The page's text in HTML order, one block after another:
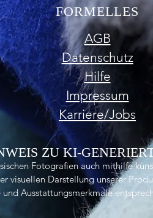
FORMELLES
AGB
Datenschutz
Hilfe
Impressum
Karriere/Jobs
ZU KI-
Fotografien auch mithilfe
visuellen Darstellung unserer
Ausstattungsmerkmale